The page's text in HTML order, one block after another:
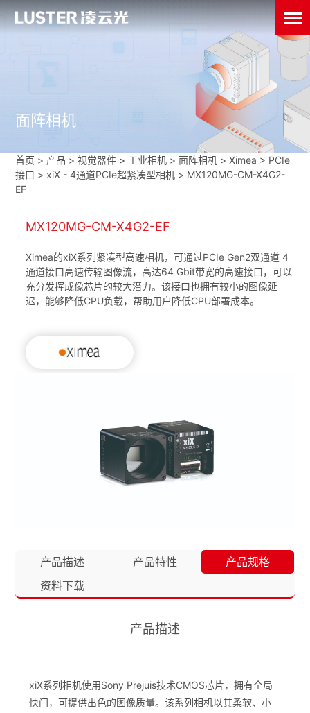
面阵相机
首页 > 产品 > 视觉器件 > 工业相机 >面阵相机 >Ximea > PCIe
接口 > xiX - 4通道PCIe超紧凑型相机 > MX120MG-CM-X4G2-
EF
MX120MG-CM-X4G2-EF
Ximea的xiX系列紧凑型高速相机，可通过PCIe Gen2双通道 4
通道接口高速传输图像流，高达64 Gbit带宽的高速接口，可以
充分发挥成像芯片的较大潜力。该接口也拥有较小的图像延
迟，能够降低CPU负载，帮助用户降低CPU部署成本。
产品描述 产品特性
产品规格
资料下载
产品描述
xiX系列相机使用Sony Prejuis技术CMOS芯片，拥有全局
快门，可提供出色的图像质量。该系列相机以其柔软、小